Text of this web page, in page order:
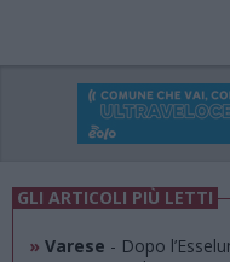
GLI ARTICOLI PIÙ LETTI
» Varese - Dopo